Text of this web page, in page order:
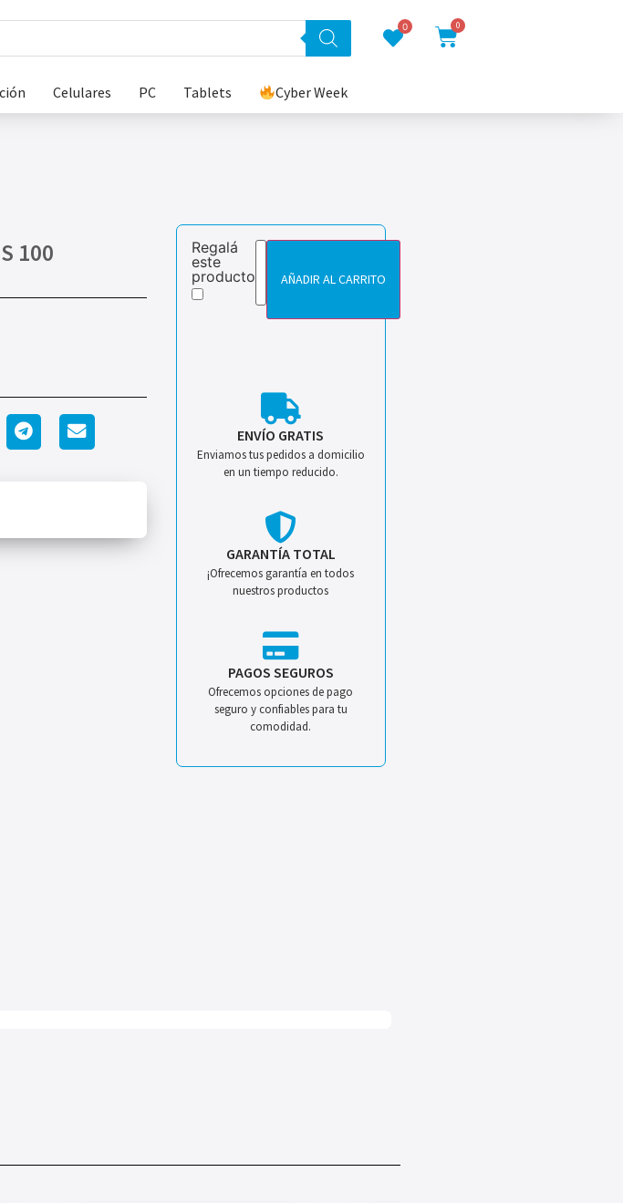
0 0
Celulares PC Tablets Cyber Week
100
Regalá
este
producto
AÑADIR AL CARRITO
ENVÍO GRATIS
Enviamos tus pedidos a domicilio
en un tiempo reducido.
GARANTÍA TOTAL
¡Ofrecemos garantía en todos
nuestros productos
PAGOS SEGUROS
Ofrecemos opciones de pago
seguro y confiables para tu
comodidad.